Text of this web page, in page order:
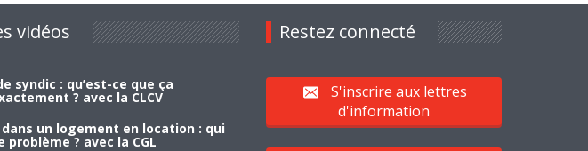
vidéos
syndic : qu’est-ce que ça
? avec la CLCV
un logement en location : qui
? avec la CGL
Restez connecté
S'inscrire aux lettres
d'information